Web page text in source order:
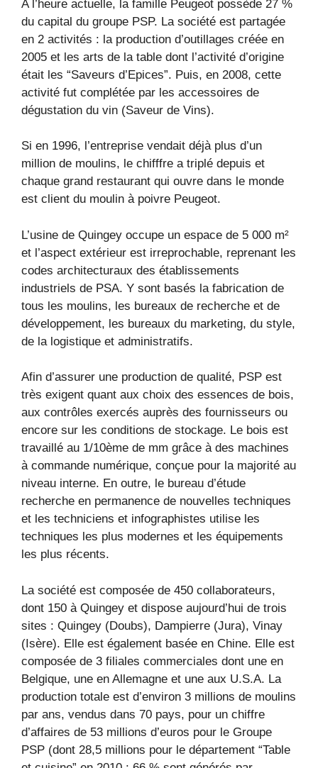
A l’heure actuelle, la famille Peugeot possède 27 %
du capital du groupe PSP. La société est partagée
en 2 activités : la production d’outillages créée en
2005 et les arts de la table dont l’activité d’origine
était les “Saveurs d’Epices”. Puis, en 2008, cette
activité fut complétée par les accessoires de
dégustation du vin (Saveur de Vins).
Si en 1996, l’entreprise vendait déjà plus d’un
million de moulins, le chifffre a triplé depuis et
chaque grand restaurant qui ouvre dans le monde
est client du moulin à poivre Peugeot.
L’usine de Quingey occupe un espace de 5 000 m²
et l’aspect extérieur est irreprochable, reprenant les
codes architecturaux des établissements
industriels de PSA. Y sont basés la fabrication de
tous les moulins, les bureaux de recherche et de
développement, les bureaux du marketing, du style,
de la logistique et administratifs.
Afin d’assurer une production de qualité, PSP est
très exigent quant aux choix des essences de bois,
aux contrôles exercés auprès des fournisseurs ou
encore sur les conditions de stockage. Le bois est
travaillé au 1/10ème de mm grâce à des machines
à commande numérique, conçue pour la majorité au
niveau interne. En outre, le bureau d’étude
recherche en permanence de nouvelles techniques
et les techniciens et infographistes utilise les
techniques les plus modernes et les équipements
les plus récents.
La société est composée de 450 collaborateurs,
dont 150 à Quingey et dispose aujourd’hui de trois
sites : Quingey (Doubs), Dampierre (Jura), Vinay
(Isère). Elle est également basée en Chine. Elle est
composée de 3 filiales commerciales dont une en
Belgique, une en Allemagne et une aux U.S.A. La
production totale est d’environ 3 millions de moulins
par ans, vendus dans 70 pays, pour un chiffre
d’affaires de 53 millions d’euros pour le Groupe
PSP (dont 28,5 millions pour le département “Table